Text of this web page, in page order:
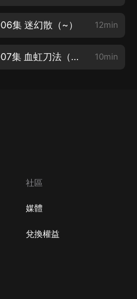
集 迷幻散（~） 12min
太荒吞天訣-第007集 血虹刀法（~） 10min
社區
媒體
兌換權益